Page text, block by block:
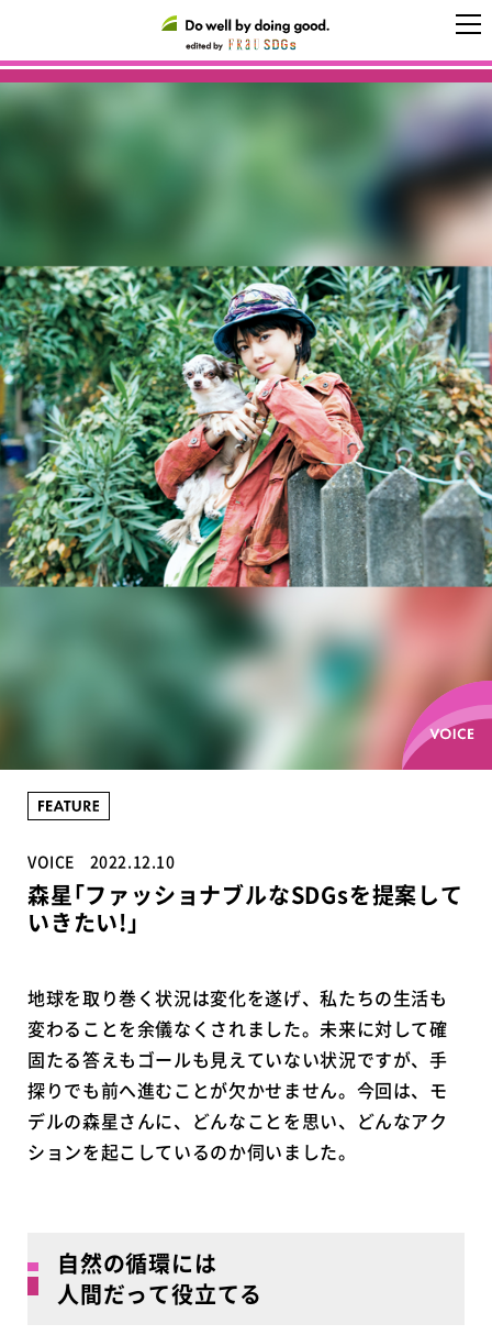
VOICE 2022.12.10
森星｢ファッショナブルなSDGsを提案して
いきたい!｣
地球を取り巻く状況は変化を遂げ、私たちの生活も
変わることを余儀なくされました。未来に対して確
固たる答えもゴールも見えていない状況ですが、手
探りでも前へ進むことが欠かせません。今回は、モ
デルの森星さんに、どんなことを思い、どんなアク
ションを起こしているのか伺いました。
自然の循環には
人間だって役立てる